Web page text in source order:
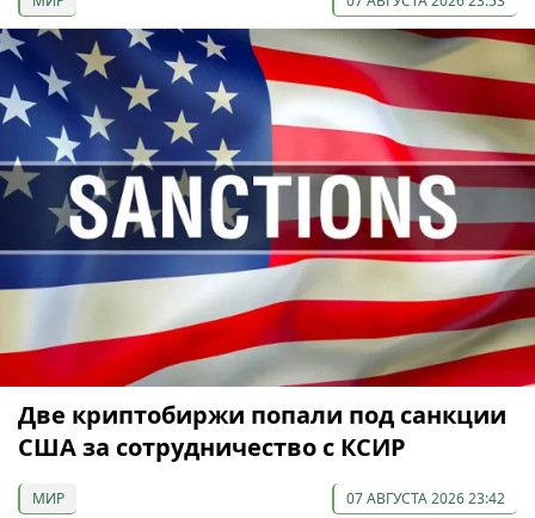
Две криптобиржи попали под санкции
США за сотрудничество с КСИР
МИР 07 АВГУСТА 2026 23:42